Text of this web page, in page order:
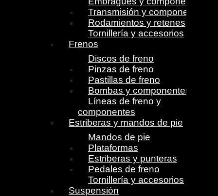
Transmisión y componentes
Rodamientos y retenes
Tornillería y accesorios
Frenos
Discos de freno
Pinzas de freno
Pastillas de freno
Bombas y componentes
Líneas de freno y
componentes
Estriberas y mandos de pie
Mandos de pie
Plataformas
Estriberas y punteras
Pedales de freno
Tornillería y accesorios
Suspensión